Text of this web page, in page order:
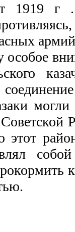
1919 г
особое
этот